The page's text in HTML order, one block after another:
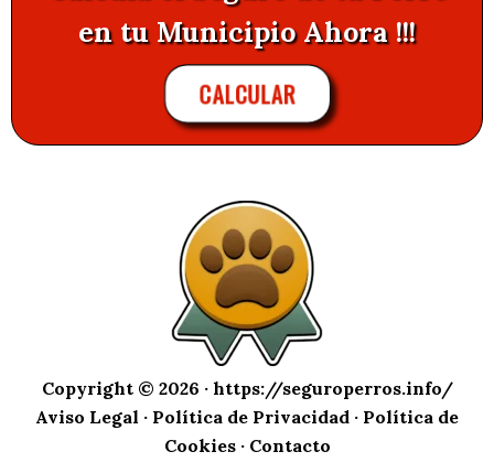
en tu Municipio Ahora !!!
CALCULAR
Copyright © 2026 · https://seguroperros.info/
Aviso Legal · Política de Privacidad · Política de
Cookies· Contacto